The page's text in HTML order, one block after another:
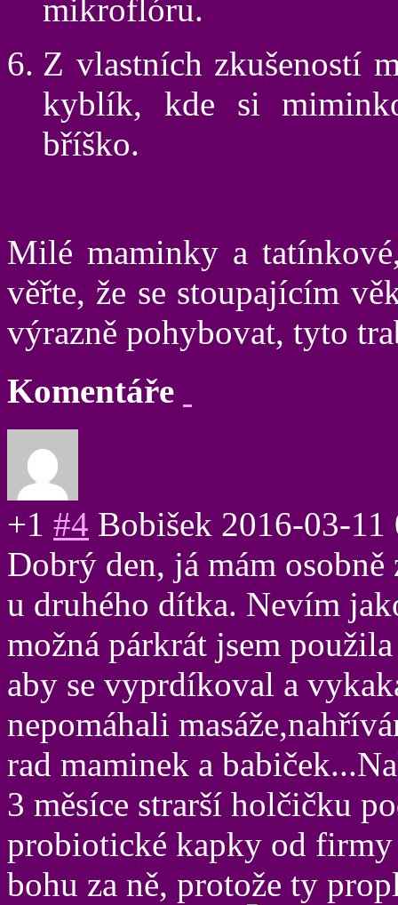
mikroflóru.
Z vlastních zkušeností
kyblík, kde si
bříško.
Milé maminky a
věřte, že se stoupajícím
výrazně pohybovat, tyto
Komentáře
+1 #4 Bobišek 2016-03-11
Dobrý den, já mám
u druhého dítka. Nevím
možná párkrát jsem
aby se vyprdíkoval a
nepomáhali
rad maminek a
3 měsíce strarší holčičku
probiotické kapky od
bohu za ně, protože ty